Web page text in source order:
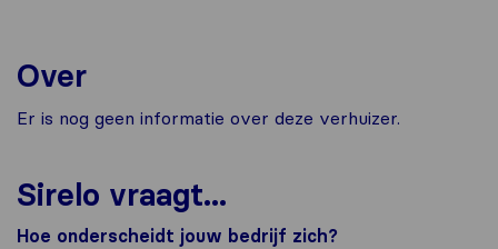
Over
Er is nog geen informatie over deze verhuizer.
Sirelo vraagt...
Hoe onderscheidt jouw bedrijf zich?